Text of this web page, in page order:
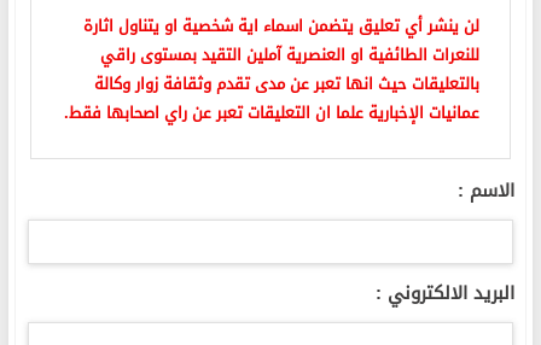
لن ينشر أي تعليق يتضمن اسماء اية شخصية او يتناول اثارة
للنعرات الطائفية او العنصرية آملين التقيد بمستوى راقي
بالتعليقات حيث انها تعبر عن مدى تقدم وثقافة زوار وكالة
عمانيات الإخبارية علما ان التعليقات تعبر عن راي اصحابها فقط.
الاسم :
البريد الالكتروني :